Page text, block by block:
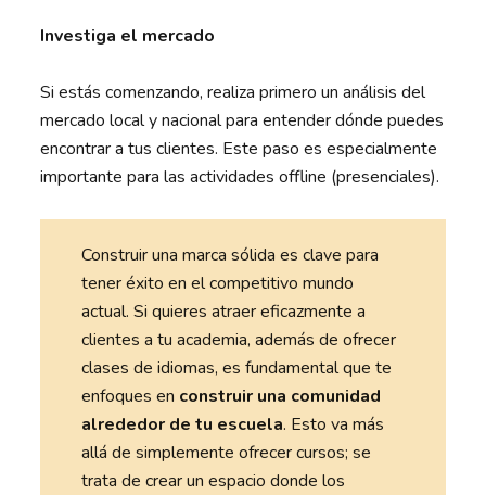
Investiga el mercado
Si estás comenzando, realiza primero un análisis del
mercado local y nacional para entender dónde puedes
encontrar a tus clientes. Este paso es especialmente
importante para las actividades offline (presenciales).
Construir una marca sólida es clave para
tener éxito en el competitivo mundo
actual. Si quieres atraer eficazmente a
clientes a tu academia, además de ofrecer
clases de idiomas, es fundamental que te
enfoques en construir una comunidad
alrededor de tu escuela. Esto va más
allá de simplemente ofrecer cursos; se
trata de crear un espacio donde los